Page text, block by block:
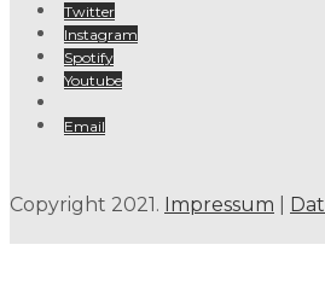
Twitter
Instagram
Spotify
Youtube
Email
Copyright 2021. Impressum